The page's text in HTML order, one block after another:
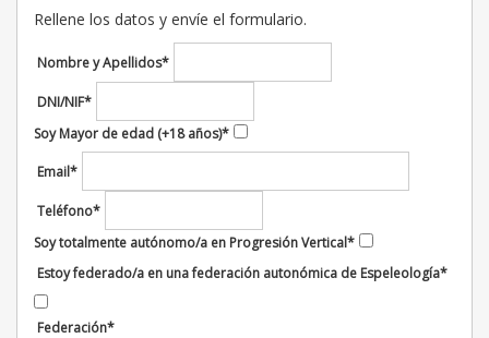
Rellene los datos y envíe el formulario.
Nombre y Apellidos*
DNI/NIF*
Soy Mayor de edad (+18 años)*
Email*
Teléfono*
Soy totalmente autónomo/a en Progresión Vertical*
Estoy federado/a en una federación autonómica de Espeleología*
Federación*